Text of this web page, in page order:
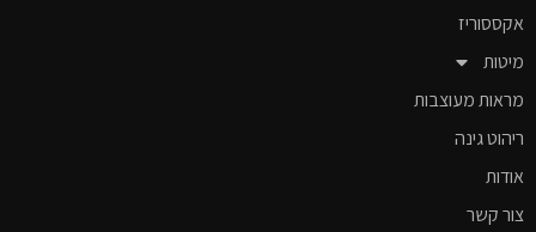
אקססוריז
מיטות
מראות מעוצבות
ריהוט גינה
אודות
צור קשר